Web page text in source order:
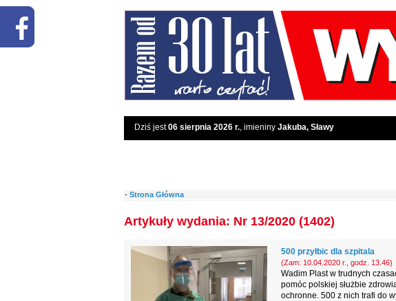
Dziś jest06 sierpnia 2026 r., imieniny Jakuba, Sławy
- Strona Główna
Artykuły wydania: Nr 13/2020 (1402)
500 przyłbic dla szpitala
(Zam: 10.04.2020 r., godz. 13.46)
Wadim Plast w trudnych
pomóc polskiej służbie
ochronne. 500 z nich trafi do